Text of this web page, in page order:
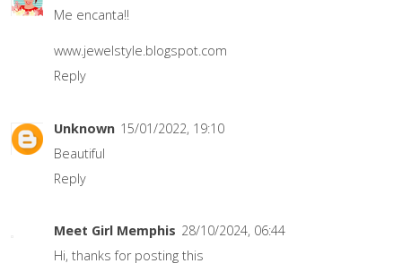
Me encanta!!
www.jewelstyle.blogspot.com
Reply
Unknown 15/01/2022, 19:10
Beautiful
Reply
Meet Girl Memphis 28/10/2024, 06:44
Hi, thanks for posting this